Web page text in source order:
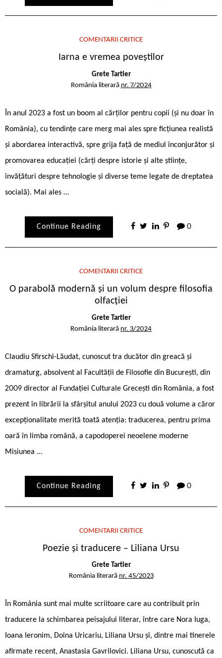
COMENTARII CRITICE
Iarna e vremea poveștilor
Grete Tartler
România literară nr. 7/2024
În anul 2023 a fost un boom al cărților pentru copii (și nu doar în
România), cu tendințe care merg mai ales spre ficțiunea realistă
și abordarea interactivă, spre grija față de mediul înconjurător și
promovarea educației (cărți despre istorie și alte științe,
învățături despre tehnologie și diverse teme legate de dreptatea
socială). Mai ales …
Continue Reading 0
COMENTARII CRITICE
O parabolă modernă și un volum despre filosofia
olfacției
Grete Tartler
România literară nr. 3/2024
Claudiu Sfirschi-Lăudat, cunoscut tra ducător din greacă și
dramaturg, absolvent al Facultății de Filosofie din București, din
2009 director al Fundației Culturale Grecești din România, a fost
prezent în librării la sfârșitul anului 2023 cu două volume a căror
excepționalitate merită toată atenția: traducerea, pentru prima
oară în limba română, a capodoperei neoelene moderne
Misiunea …
Continue Reading 0
COMENTARII CRITICE
Poezie și traducere – Liliana Ursu
Grete Tartler
România literară nr. 45/2023
În România sunt mai multe scriitoare care au contribuit prin
traducere la schimbarea peisajului literar, între care Nora Iuga,
Ioana Ieronim, Doina Uricariu, Liliana Ursu și, dintre mai tinerele
afirmate recent, Anastasia Gavrilovici. Liliana Ursu, cunoscută ca